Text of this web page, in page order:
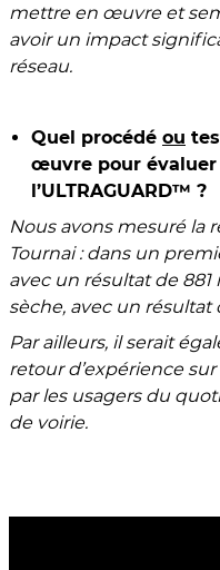
mettre en œuvre et
avoir un impact
réseau.
Quel procédé ou
œuvre pour
l’ULTRAGUARD™ ?
Nous avons mesuré la
Tournai : dans un
avec un résultat de
sèche, avec un résultat
Par ailleurs, il serait
retour d’expérience
par les usagers du
de voirie.